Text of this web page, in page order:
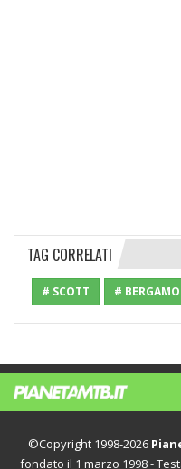
TAG CORRELATI
# SCOTT #
©Copyright 1998-2026
fondato il 1 marzo 1998 -